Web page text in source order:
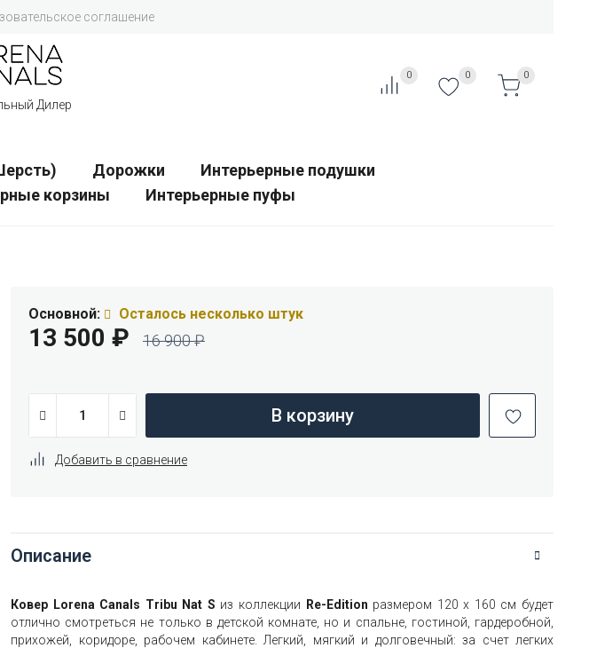
соглашение
Дилер
0 0 0
Дорожки
Интерьерные подушки
корзины Интерьерные пуфы
Основной: Осталось несколько штук
13 500 ₽ 16 900₽
В корзину
Добавить в сравнение
Описание
Ковер Lorena Canals Tribu Nat S из коллекции Re-Edition размером 120 x 160 см будет
отлично смотреться не только в детской комнате, но и спальне, гостиной, гардеробной,
прихожей, коридоре, рабочем кабинете. Легкий, мягкий и долговечный: за счет легких